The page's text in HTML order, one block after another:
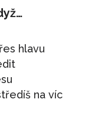
hlavu
na víc